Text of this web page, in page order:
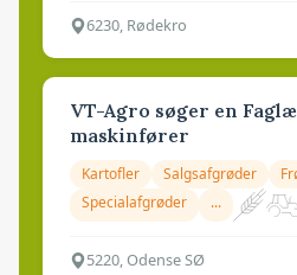
6230, Rødekro
VT-Agro søger en
maskinfører
Kartofler Salgsafgrøder
Specialafgrøder
...
5220, Odense SØ